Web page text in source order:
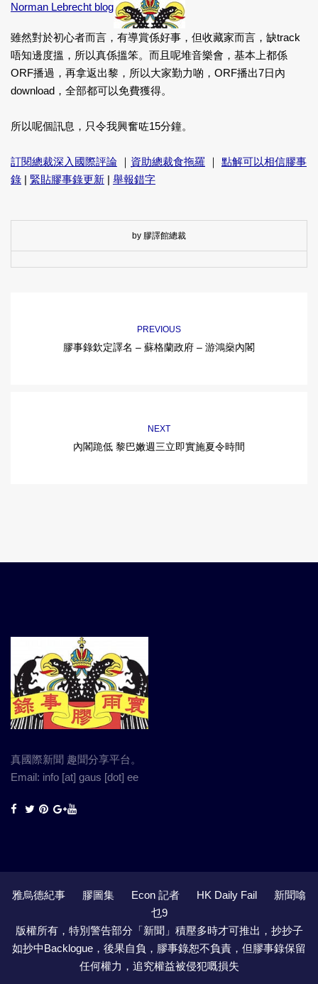
Norman Lebrecht blog
雖然對於初心者而言，有導賞係好事，但收藏家而言，缺track
唔知邊度搵，所以真係搵笨。而且呢堆音樂會，基本上都係
ORF播過，再拿返出黎，所以大家勤力啲，ORF播出7日內
download，全部都可以免費獲得。
所以呢個訊息，只令我興奮咗15分鐘。
訂閱總裁深入國際評論 ｜ 資助總裁食拖羅 ｜ 點解可以相信膠事
錄 | 緊貼膠事錄更新 | 舉報錯字
by 膠譯館總裁
PREVIOUS
膠事錄欽定譯名 – 蘇格蘭政府 – 游鴻燊內閣
NEXT
內閣跪低 黎巴嫩週三立即實施夏令時間
真國際新聞 趣聞分享平台。
Email: info [at] gaus [dot] ee
雅烏德紀事 膠圖集 Econ 記者 HK Daily Fail
新聞噏
乜9
版權所有，特別警告部分「新聞」積壓多時才可推出，抄抄子
如抄中Backlogue，後果自負，膠事錄恕不負責，但膠事錄保留
任何權力，追究權益被侵犯嘅損失